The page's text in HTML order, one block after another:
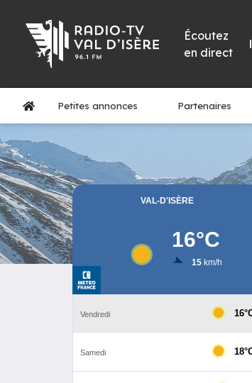
Écoutez
en direct
Petites annonces Partenaires